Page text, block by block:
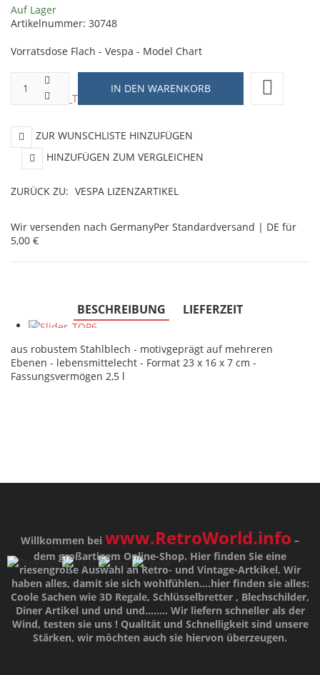
Auf Lager
Artikelnummer: 30748
Vorratsdose Flach - Vespa - Model Chart
ZUR WUNSCHLISTE HINZUFÜGEN
HINZUFÜGEN ZUM VERGLEICHEN
ZURÜCK ZU: VESPA LIZENZARTIKEL
Wir versenden nach GermanyPer Standardversand | DE für
5,00 €
BESCHREIBUNG LIEFERZEIT
aus robustem Stahlblech - motivgeprägt auf mehreren
Ebenen - lebensmittelecht - Format 23 x 16 x 7 cm -
Fassungsvermögen 2,5 l
Willkommen bei www.RetroWorld.info –
dem großartigem Online-Shop. Hier finden Sie eine
riesengroße Auswahl an Retro- und Vintage-Artkikel. Wir
haben alles, damit sie sich wohlfühlen....hier finden sie alles:
Coole Sachen wie 3D Regale, Schlüsselbretter , Blechschilder,
Diner Artikel und und und........ Wir liefern schneller als der
Wind, testen sie uns ! Qualitätund Schnelligkeitsind unsere
Stärken, wir möchten auch sie hiervon überzeugen.